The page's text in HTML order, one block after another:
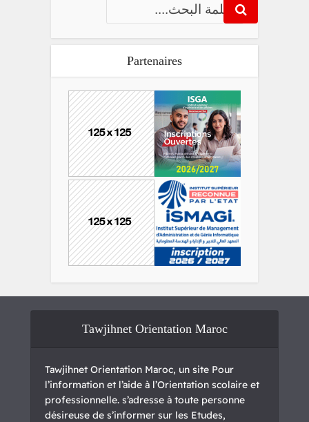
Partenaires
Tawjihnet Orientation Maroc
Tawjihnet Orientation Maroc, un site Pour
l’information et l’aide à l’Orientation scolaire et
professionnelle. s’adresse à toute personne
désireuse de s’informer sur les Etudes,